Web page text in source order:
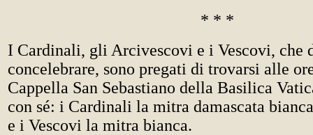
* * *
I Cardinali, gli Arcivescovi e i Vescovi, che
concelebrare, sono pregati di trovarsi alle
Cappella San Sebastiano della Basilica
con sé: i Cardinali la mitra damascata
e i Vescovi la mitra bianca.